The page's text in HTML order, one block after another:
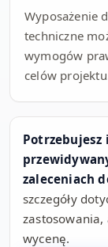
Wyposażenie
techniczne
wymogów
celów
Potrzebujesz
zaleceniach
szczegóły
zastosowania,
wycenę.